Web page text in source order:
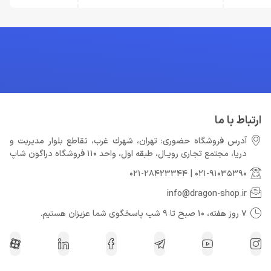
ارتباط با ما
آدرس فروشگاه حضوری: تهران، شهرك غرب، تقاطع بلوار مدیریت و
دريا، مجتمع تجارى رويـال، طبقه اول، واحد 110 فروشگاه دراگون شاپ
021-91035390
021-28423344
info@dragon-shop.ir
7 روز هفته، 10 صبح تا 9 شب پاسخگوی شما عزیزان هستیم.